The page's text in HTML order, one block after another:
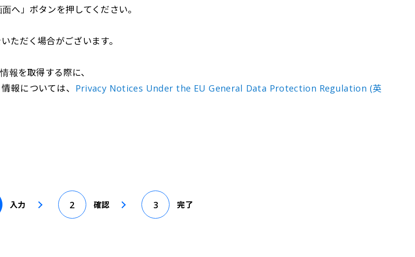
へ」ボタンを押してください。
ただく場合がございます。
報を取得する際に、
報については、 Privacy Notices Under the EU General Data Protection Regulation (英
入力 2 確認 3 完了